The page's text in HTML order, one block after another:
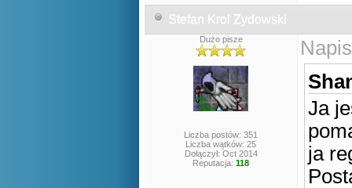
Stefan Krol Zydowski
Dużo pisze
Liczba postów: 351
Liczba wątków: 25
Dołączył: Oct 2014
Reputacja: 118
Ja
ja